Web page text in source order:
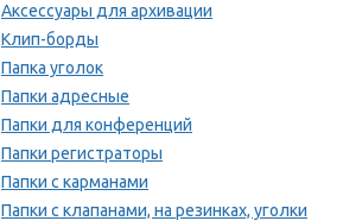
Аксессуары для архивации
Клип-борды
Папка уголок
Папки адресные
Папки для конференций
Папки регистраторы
Папки с карманами
Папки с клапанами, на резинках, уголки